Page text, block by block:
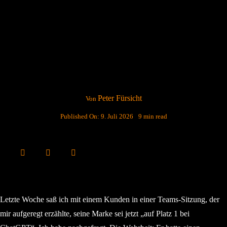
Von Peter Fürsicht
Published On: 9. Juli 2026 9 min read
Letzte Woche saß ich mit einem Kunden in einer Teams-Sitzung, der
mir aufgeregt erzählte, seine Marke sei jetzt „auf Platz 1 bei